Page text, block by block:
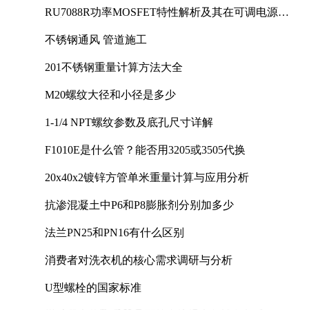
RU7088R功率MOSFET特性解析及其在可调电源设
不锈钢通风 管道施工
201不锈钢重量计算方法大全
M20螺纹大径和小径是多少
1-1/4 NPT螺纹参数及底孔尺寸详解
F1010E是什么管？能否用3205或3505代换
20x40x2镀锌方管单米重量计算与应用分析
抗渗混凝土中P6和P8膨胀剂分别加多少
法兰PN25和PN16有什么区别
消费者对洗衣机的核心需求调研与分析
U型螺栓的国家标准